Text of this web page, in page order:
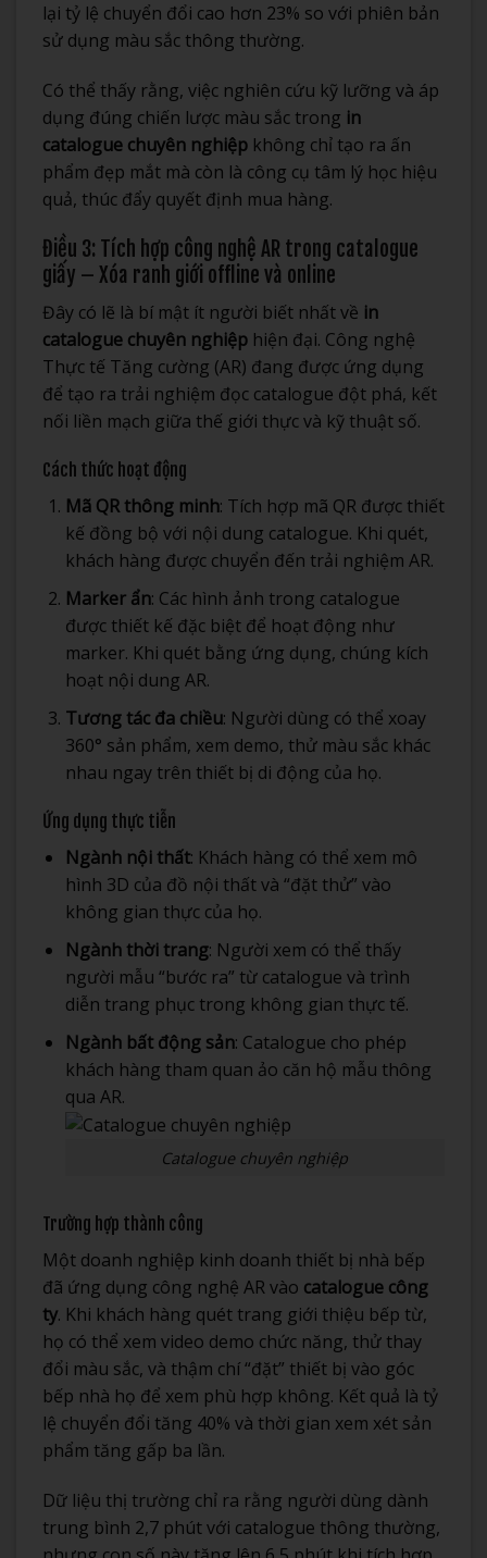
lại tỷ lệ chuyển đổi cao hơn 23% so với phiên bản
sử dụng màu sắc thông thường.
Có thể thấy rằng, việc nghiên cứu kỹ lưỡng và áp
dụng đúng chiến lược màu sắc trong in
catalogue chuyên nghiệp không chỉ tạo ra ấn
phẩm đẹp mắt mà còn là công cụ tâm lý học hiệu
quả, thúc đẩy quyết định mua hàng.
Điều 3: Tích hợp công nghệ AR trong catalogue
giấy – Xóa ranh giới offline và online
Đây có lẽ là bí mật ít người biết nhất về in
catalogue chuyên nghiệp hiện đại. Công nghệ
Thực tế Tăng cường (AR) đang được ứng dụng
để tạo ra trải nghiệm đọc catalogue đột phá, kết
nối liền mạch giữa thế giới thực và kỹ thuật số.
Cách thức hoạt động
Mã QR thông minh: Tích hợp mã QR được thiết
kế đồng bộ với nội dung catalogue. Khi quét,
khách hàng được chuyển đến trải nghiệm AR.
Marker ẩn: Các hình ảnh trong catalogue
được thiết kế đặc biệt để hoạt động như
marker. Khi quét bằng ứng dụng, chúng kích
hoạt nội dung AR.
Tương tác đa chiều: Người dùng có thể xoay
360° sản phẩm, xem demo, thử màu sắc khác
nhau ngay trên thiết bị di động của họ.
Ứng dụng thực tiễn
Ngành nội thất: Khách hàng có thể xem mô
hình 3D của đồ nội thất và “đặt thử” vào
không gian thực của họ.
Ngành thời trang: Người xem có thể thấy
người mẫu “bước ra” từ catalogue và trình
diễn trang phục trong không gian thực tế.
Ngành bất động sản: Catalogue cho phép
khách hàng tham quan ảo căn hộ mẫu thông
qua AR.
Catalogue chuyên nghiệp
Trường hợp thành công
Một doanh nghiệp kinh doanh thiết bị nhà bếp
đã ứng dụng công nghệ AR vào catalogue công
ty. Khi khách hàng quét trang giới thiệu bếp từ,
họ có thể xem video demo chức năng, thử thay
đổi màu sắc, và thậm chí “đặt” thiết bị vào góc
bếp nhà họ để xem phù hợp không. Kết quả là tỷ
lệ chuyển đổi tăng 40% và thời gian xem xét sản
phẩm tăng gấp ba lần.
Dữ liệu thị trường chỉ ra rằng người dùng dành
trung bình 2,7 phút với catalogue thông thường,